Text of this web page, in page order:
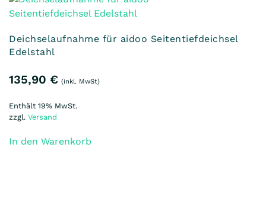
Deichselaufnahme für aidoo Seitentiefdeichsel
Edelstahl
135,90 € (inkl. MwSt)
Enthält 19% MwSt.
zzgl. Versand
In den Warenkorb